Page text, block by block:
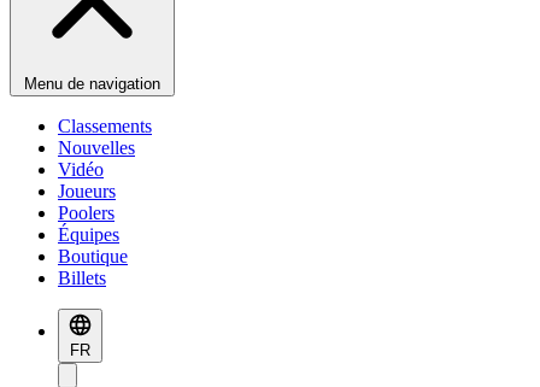
Menu de navigation
Classements
Nouvelles
Vidéo
Joueurs
Poolers
Équipes
Boutique
Billets
FR